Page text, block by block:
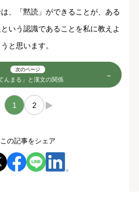
、「黙読」ができることが、ある
いう認識であることを私に教えよ
と思います。
次のページ
てんまる」と漢文の関係
1 2 →
この記事をシェア